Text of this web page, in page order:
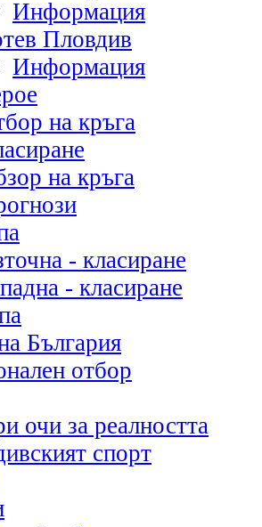
Информация
Пловдив
Информация
на кръга
на кръга
- класиране
- класиране
България
отбор
очи за реалността
спорт